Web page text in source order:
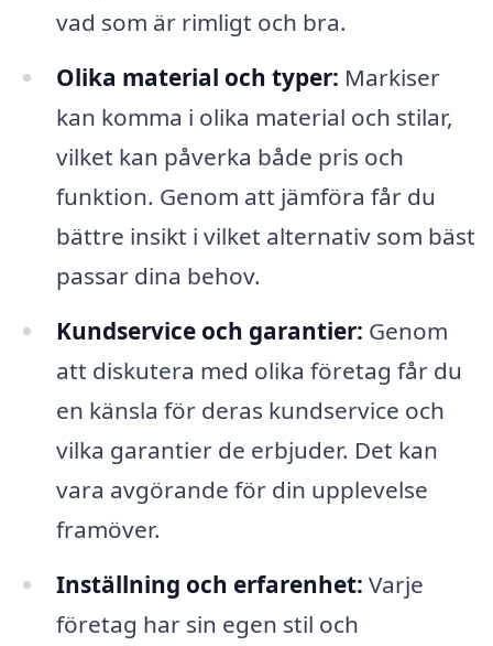
vad som är rimligt och bra.
Olika material och typer: Markiser
kan komma i olika material och stilar,
vilket kan påverka både pris och
funktion. Genom att jämföra får du
bättre insikt i vilket alternativ som bäst
passar dina behov.
Kundservice och garantier: Genom
att diskutera med olika företag får du
en känsla för deras kundservice och
vilka garantier de erbjuder. Det kan
vara avgörande för din upplevelse
framöver.
Inställning och erfarenhet: Varje
företag har sin egen stil och